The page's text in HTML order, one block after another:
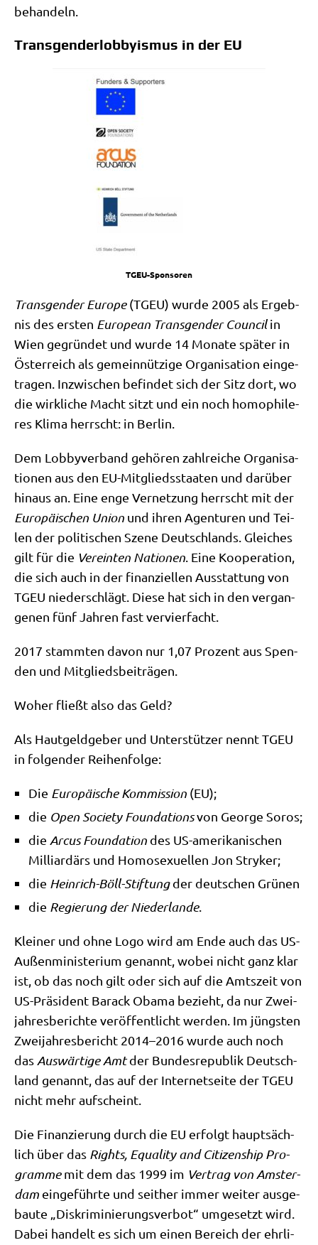
behandeln.
Transgenderlobbyismus in der EU
TGEU-Spon­so­ren
Trans­gen­der Euro­pe(TGEU) wur­de 2005 als Ergeb­
nis des ersten Euro­pean Trans­gen­der Coun­cilin
Wien gegrün­det und wur­de 14 Mona­te spä­ter in
Öster­reich als gemein­nüt­zi­ge Orga­ni­sa­ti­on ein­ge­
tra­gen. Inzwi­schen befin­det sich der Sitz dort, wo
die wirk­li­che Macht sitzt und ein noch homo­phi­le­
res Kli­ma herrscht: in Berlin.
Dem Lob­by­ver­band gehö­ren zahl­rei­che Orga­ni­sa­
tio­nen aus den EU-Mit­glieds­staa­ten und dar­über
hin­aus an. Eine enge Ver­net­zung herrscht mit der
Euro­päi­schen Uni­on und ihren Agen­tu­ren und Tei­
len der poli­ti­schen Sze­ne Deutsch­lands. Glei­ches
gilt für die Ver­ein­ten Natio­nen. Eine Koope­ra­ti­on,
die sich auch in der finan­zi­el­len Aus­stat­tung von
TGEU nie­der­schlägt. Die­se hat sich in den ver­gan­
ge­nen fünf Jah­ren fast vervierfacht.
2017 stamm­ten davon nur 1,07 Pro­zent aus Spen­
den und Mitgliedsbeiträgen.
Woher fließt also das Geld?
Als Haut­geld­ge­ber und Unter­stüt­zer nennt TGEU
in fol­gen­der Reihenfolge:
Die Euro­päi­sche Kom­mis­si­on (EU);
die Open Socie­ty Foun­da­ti­onsvon Geor­ge Soros;
die Arcus Foun­da­ti­on des US-ame­ri­ka­ni­schen
Mil­li­ar­därs und Homo­se­xu­el­len Jon Stryker;
die Hein­rich-Böll-Stif­tungder deut­schen Grünen
die Regie­rung der Nie­der­lan­de.
Klei­ner und ohne Logo wird am Ende auch das US-
Außen­mi­ni­ste­ri­um genannt, wobei nicht ganz klar
ist, ob das noch gilt oder sich auf die Amts­zeit von
US-Prä­si­dent Barack Oba­ma bezieht, da nur Zwei­
jah­res­be­rich­te ver­öf­fent­licht wer­den. Im jüng­sten
Zwei­jah­res­be­richt 2014–2016 wur­de auch noch
dasAus­wär­ti­ge Amtder Bun­des­re­pu­blik Deutsch­
land genannt, das auf der Inter­net­sei­te der TGEU
nicht mehr aufscheint.
Die Finan­zie­rung durch die EU erfolgt haupt­säch­
lich über das Rights, Equa­li­ty and Citi­zen­ship Pro­
gram­memit dem das 1999 im Ver­trag von Amster­
dam ein­ge­führ­te und seit­her immer wei­ter aus­ge­
bau­te „Dis­kri­mi­nie­rungs­ver­bot“ umge­setzt wird.
Dabei han­delt es sich um einen Bereich der ehr­li­